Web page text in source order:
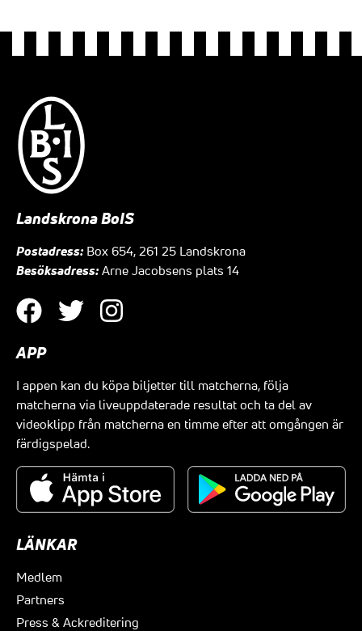
Landskrona BoIS
Postadress: Box 654, 261 25 Landskrona
Besöksadress: Arne Jacobsens plats 14
APP
I appen kan du köpa biljetter till matcherna, följa
matcherna via liveuppdaterade resultat och ta del av
videoklipp från matcherna en timme efter att omgången är
färdigspelad.
LÄNKAR
Medlem
Partners
Press & Ackreditering